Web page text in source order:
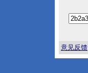
意见反馈